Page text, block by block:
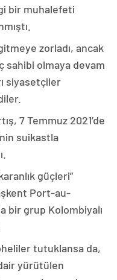
bir muhalefeti
zorladı, ancak
olmaya devam
siyasetçiler
7 Temmuz 2021’de
suikastla
güçleri”
Port-au-
bir grup Kolombiyalı
tutuklansa da,
yürütülen